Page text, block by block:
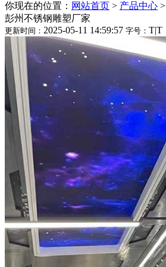
你现在的位置： 网站首页 > 产品中心 >
彭州不锈钢雕塑厂家
更新时间： 2025-05-11 14:59:57 字号： T|T